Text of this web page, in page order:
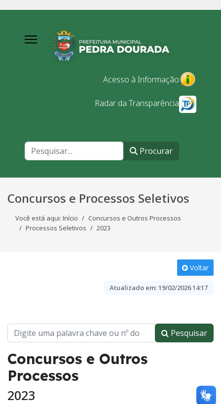
Acesso à Informação
Radar da Transparência
Procurar
Concursos e Processos Seletivos
Você está aqui: Início
Concursos e Outros Processos
Processos Seletivos
2023
Voltar
Atualizado em:19/02/2026 14:17
Pesquisar
Concursos e Outros
Processos
2023